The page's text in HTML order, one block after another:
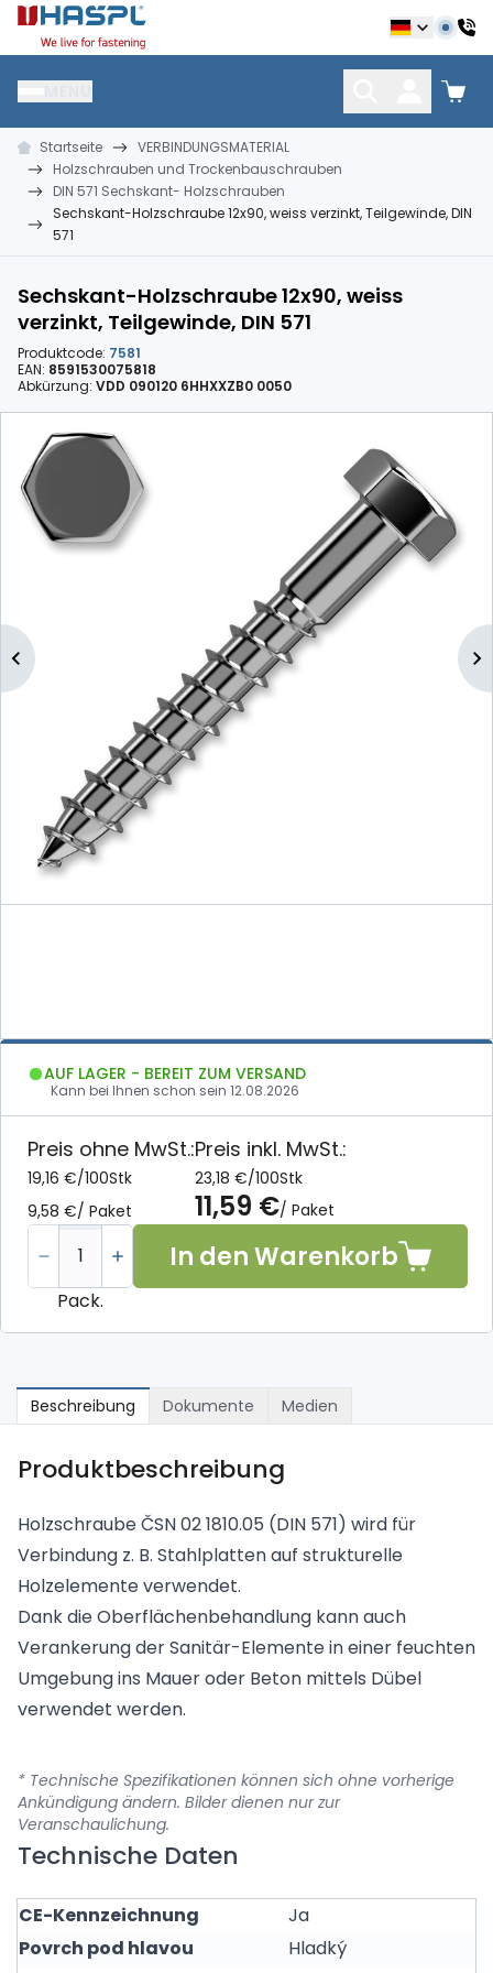
Hašpl
NÄGEL VERBINDUNGSMATERIAL DÜBEL UND
Startseite
VERBINDUNGSMATERIAL
Holzschrauben und Trockenbauschrauben
DIN 571 Sechskant- Holzschrauben
Sechskant-Holzschraube 12x90, weiss verzinkt, Teilgewinde, DIN
571
Sechskant-Holzschraube 12x90, weiss
verzinkt, Teilgewinde, DIN 571
Produktcode: 7581
EAN: 8591530075818
Abkürzung: VDD 090120 6HHXXZB0 0050
AUF LAGER - BEREIT ZUM VERSAND
Kann bei Ihnen schon sein 12.08.2026
Preis ohne MwSt.:
19,16 €/100Stk
9,58 €/ Paket
Preis inkl. MwSt.:
23,18 €/100Stk
11,59 €/ Paket
Pack.
In den Warenkorb
Beschreibung Dokumente Medien
Produktbeschreibung
Holzschraube ČSN 02 1810.05 (DIN 571) wird für
Verbindung z. B. Stahlplatten auf strukturelle
Holzelemente verwendet.
Dank die Oberflächenbehandlung kann auch
Verankerung der Sanitär-Elemente in einer feuchten
Umgebung ins Mauer oder Beton mittels Dübel
verwendet werden.
* Technische Spezifikationen können sich ohne vorherige
Ankündigung ändern. Bilder dienen nur zur
Veranschaulichung.
Technische Daten
CE-Kennzeichnung
Ja
Povrch pod hlavou
Hladký